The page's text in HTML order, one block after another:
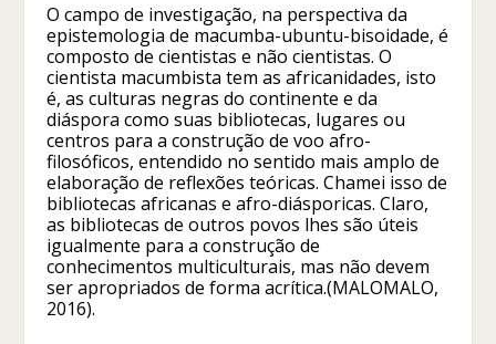
O campo de investigação, na perspectiva da
epistemologia de macumba-ubuntu-bisoidade, é
composto de cientistas e não cientistas. O
cientista macumbista tem as africanidades, isto
é, as culturas negras do continente e da
diáspora como suas bibliotecas, lugares ou
centros para a construção de voo afro-
filosóficos, entendido no sentido mais amplo de
elaboração de reflexões teóricas. Chamei isso de
bibliotecas africanas e afro-diásporicas. Claro,
as bibliotecas de outros povos lhes são úteis
igualmente para a construção de
conhecimentos multiculturais, mas não devem
ser apropriados de forma acrítica.(MALOMALO,
2016).